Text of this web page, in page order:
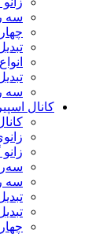
سه
سه
کانال
زانوی
زانو
سه راه
چهار